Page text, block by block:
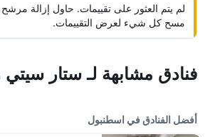
لم يتم العثور على تقييمات. حاول إزالة مرشح
مسح كل شيء لعرض التقييمات.
فنادق مشابهة لـ ستار
أفضل الفنادق في اسطنبول